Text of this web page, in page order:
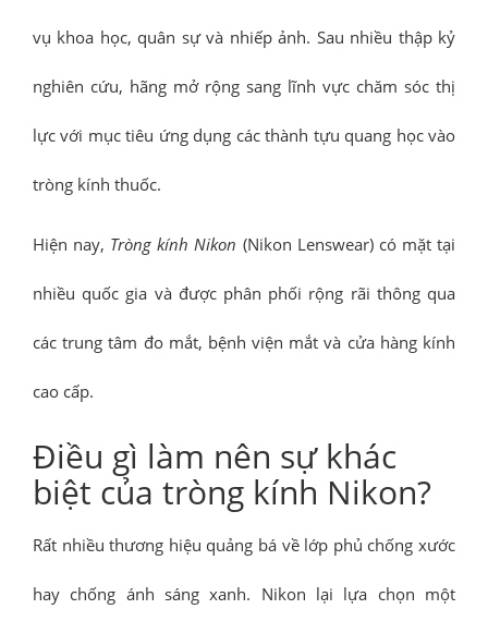
vụ khoa học, quân sự và nhiếp ảnh. Sau nhiều thập kỷ
nghiên cứu, hãng mở rộng sang lĩnh vực chăm sóc thị
lực với mục tiêu ứng dụng các thành tựu quang học vào
tròng kính thuốc.
Hiện nay, Tròng kính Nikon (Nikon Lenswear) có mặt tại
nhiều quốc gia và được phân phối rộng rãi thông qua
các trung tâm đo mắt, bệnh viện mắt và cửa hàng kính
cao cấp.
Điều gì làm nên sự khác
biệt của tròng kính Nikon?
Rất nhiều thương hiệu quảng bá về lớp phủ chống xước
hay chống ánh sáng xanh. Nikon lại lựa chọn một